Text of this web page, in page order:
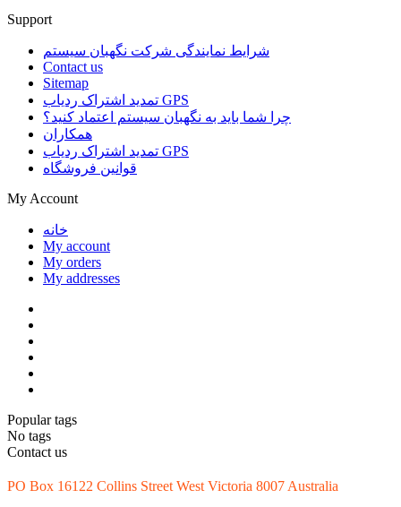
Support
شرایط نمایندگی شرکت نگهبان سیستم
Contact us
Sitemap
تمدید اشتراک ردیاب GPS
چرا شما باید به نگهبان سیستم اعتماد کنید؟
همکاران
تمدید اشتراک ردیاب GPS
قوانین فروشگاه
My Account
خانه
My account
My orders
My addresses
Popular tags
No tags
Contact us
PO Box 16122 Collins Street West Victoria 8007 Australia